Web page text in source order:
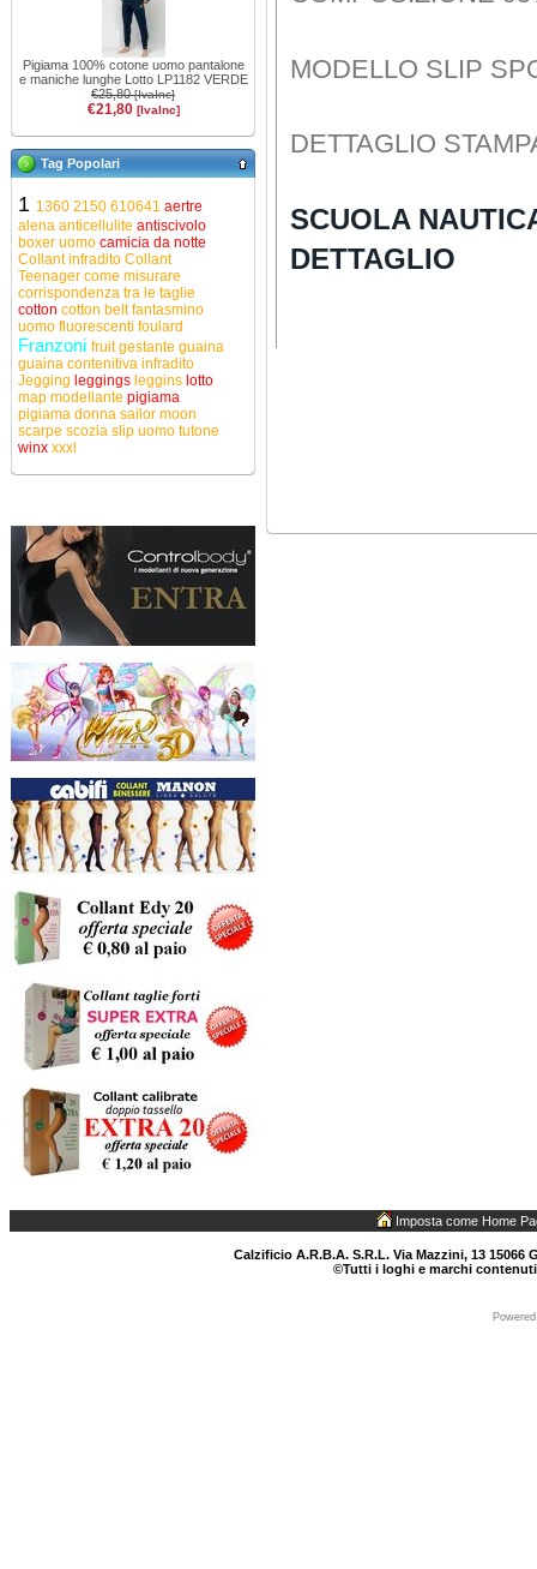
Pigiama 100% cotone uomo pantalone
e maniche lunghe Lotto LP1182 VERDE
€25,80[IvaInc]
€21,80 [IvaInc]
Tag Popolari
1 1360 2150 610641 aertre
alena anticellulite antiscivolo
boxer uomo camicia da notte
Collant infradito Collant
Teenager come misurare
corrispondenza tra le taglie
cotton cotton beltfantasmino
uomo fluorescenti foulard
Franzoni fruitgestante guaina
guaina contenitiva infradito
Jegging leggings leggins lotto
map modellante pigiama
pigiama donna sailor moon
scarpe scozia slip uomo tutone
winx xxxl
MODELLO SLIP
DETTAGLIO
SCUOLA
DETTAGLIO
Imposta come Home
Calzificio A.R.B.A. S.R.L. Via Mazzini, 13 15066
©Tutti i loghi e marchi